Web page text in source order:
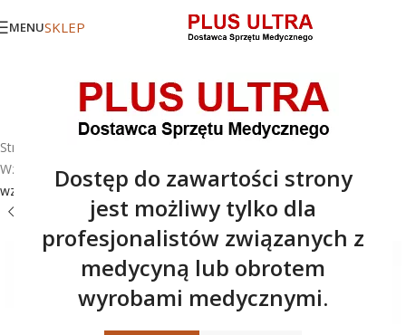
Dostęp do zawartości strony
jest możliwy tylko dla
profesjonalistów związanych z
medycyną lub obrotem
wyrobami medycznymi.
MENUSKLEP
Strona główna
Wzierniki
/Do instrumentów weterynaryjnych / Adapter do
wzierników jednorazowego użytku UniSpec®